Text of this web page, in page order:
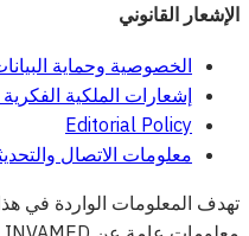
الإشعار القانوني
الخصوصية وحماية
إشعارات الملكية الفكرية
Editorial Policy
معلومات الاتصال
تهدف المعلومات الواردة في